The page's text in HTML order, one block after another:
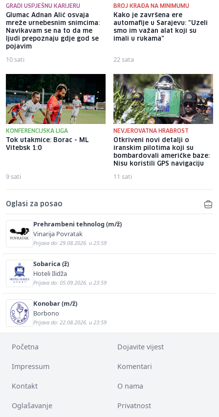
GRADI USPJEŠNU KARIJERU
Glumac Adnan Alić osvaja
mreže urnebesnim snimcima:
Navikavam se na to da me
ljudi prepoznaju gdje god se
pojavim
10 sati
BROJ KRAĐA NA MINIMUMU
Kako je završena ere
automafije u Sarajevu: "Uzeli
smo im važan alat koji su
imali u rukama"
22 sata
KONFERENCIJSKA LIGA
Tok utakmice: Borac - ML
Vitebsk 1:0
9 sati
NEVJEROVATNA HRABROST
Otkriveni novi detalji o
iranskim pilotima koji su
bombardovali američke baze:
Nisu koristili GPS navigaciju
11 sati
Oglasi za posao
Prehrambeni tehnolog (m/ž)
Vinarija Povratak
Prijava do: 29.08.2026. u 23:59
Sobarica (ž)
Hoteli Ilidža
Prijava do: 05.09.2026. u 23:59
Konobar (m/ž)
Borbono
Prijava do: 22.08.2026. u 23:59
Početna Dojavite vijest
Impressum Komentari
Kontakt O nama
Oglašavanje Privatnost